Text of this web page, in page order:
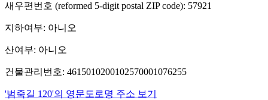
새우편번호 (reformed 5-digit postal ZIP code): 57921
지하여부: 아니오
산여부: 아니오
건물관리번호: 4615010200102570001076255
'범죽길 120'의 영문도로명 주소 보기